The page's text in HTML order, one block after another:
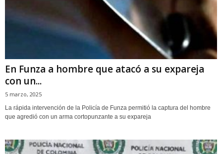
En Funza a hombre que atacó a su expareja
con un...
5 marzo, 2025
La rápida intervención de la Policía de Funza permitió la captura del hombre
que agredió con un arma cortopunzante a su expareja